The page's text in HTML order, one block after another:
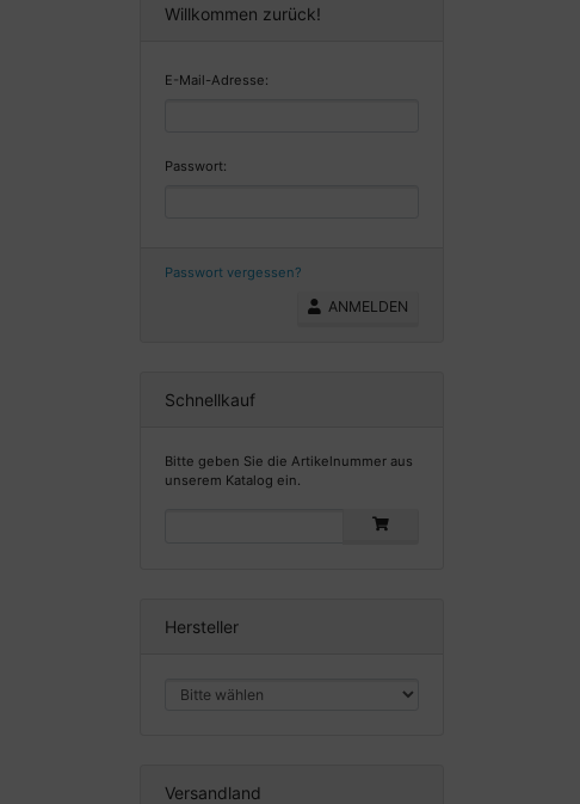
Willkommen zurück!
E-Mail-Adresse:
Passwort:
Passwort vergessen?
ANMELDEN
Schnellkauf
Bitte geben Sie die Artikelnummer aus
unserem Katalog ein.
Hersteller
Versandland